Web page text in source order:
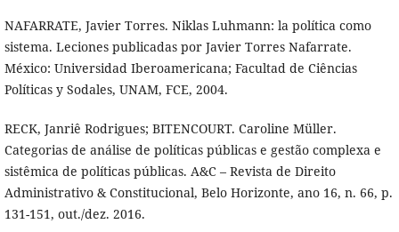
NAFARRATE, Javier Torres. Niklas Luhmann: la política como
sistema. Leciones publicadas por Javier Torres Nafarrate.
México: Universidad Iberoamericana; Facultad de Ciências
Políticas y Sodales, UNAM, FCE, 2004.
RECK, Janriê Rodrigues; BITENCOURT. Caroline Müller.
Categorias de análise de políticas públicas e gestão complexa e
sistêmica de políticas públicas. A&C – Revista de Direito
Administrativo & Constitucional, Belo Horizonte, ano 16, n. 66, p.
131-151, out./dez. 2016.